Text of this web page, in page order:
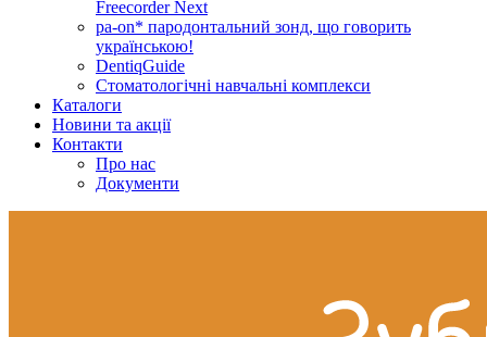
Freecorder Next
pa-on* пародонтальний зонд, що говорить
українською!
DentiqGuide
Стоматологічні навчальні комплекси
Каталоги
Новини та акції
Контакти
Про нас
Документи